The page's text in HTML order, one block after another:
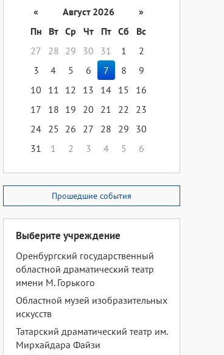
« Август 2026
»
Пн
Вт Ср Чт Пт Сб
Вс
27
28 29 30 31 1
2
3
4 5 6 7 8
9
10
11 12 13 14 15
16
17
18 19 20 21 22
23
24 25 26 27 28 29
30
31
1 2 3 4 5 6
Прошедшие события
Выберите учреждение
Оренбургский государственный
областной драматический театр
имени М. Горького
Областной музей изобразительных
искусств
Татарский драматический театр им.
Мирхайдара Файзи